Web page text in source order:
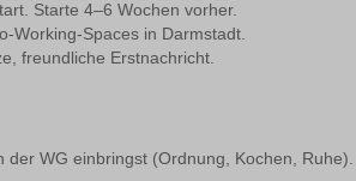
Starte 4–6 Wochen vorher.
Working-Spaces in Darmstadt.
freundliche Erstnachricht.
der WG einbringst (Ordnung, Kochen,